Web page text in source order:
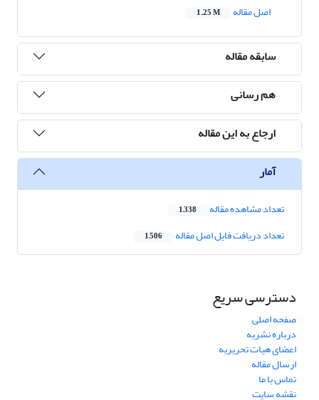
اصل مقاله
1.25 M
سابقه مقاله
هم رسانی
ارجاع به این مقاله
آمار
تعداد مشاهده مقاله 1,338
تعداد دریافت فایل اصل مقاله 1,506
دسترسی سریع
صفحه اصلی
درباره نشریه
اعضای هیات تحریریه
ارسال مقاله
تماس با ما
نقشه سایت